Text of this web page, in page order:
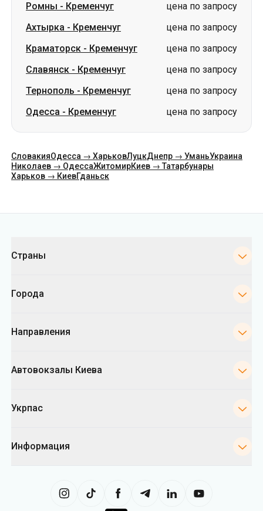
Ромны - Кременчуг
цена по запросу
Ахтырка - Кременчуг
цена по запросу
Краматорск - Кременчуг
цена по запросу
Славянск - Кременчуг
цена по запросу
Тернополь - Кременчуг
цена по запросу
Одесса - Кременчуг цена по запросу
СловакияОдесса → ХарьковЛуцкДнепр → УманьУкраина
Николаев → ОдессаЖитомирКиев → Татарбунары
Харьков → КиевГданьск
Страны
Города
Направления
Автовокзалы Киева
Укрпас
Информация